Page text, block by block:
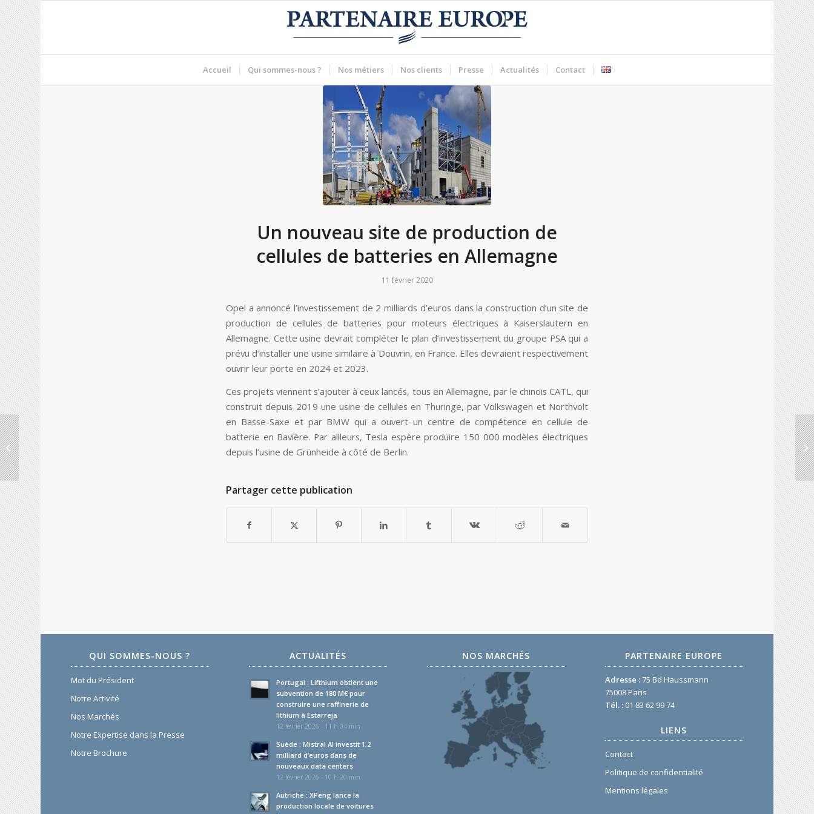
Accueil Qui sommes-nous ? Nos métiers Nos clients Presse Actualités Contact
Un nouveau site de production de
cellules de batteries en Allemagne
11 février 2020
Opel a annoncé l’investissement de 2 milliards d’euros dans la construction d’un site de
production de cellules de batteries pour moteurs électriques à Kaiserslautern en
Allemagne. Cette usine devrait compléter le plan d’investissement du groupe PSA qui a
prévu d’installer une usine similaire à Douvrin, en France. Elles devraient respectivement
ouvrir leur porte en 2024 et 2023.
Ces projets viennent s’ajouter à ceux lancés, tous en Allemagne, par le chinois CATL, qui
construit depuis 2019 une usine de cellules en Thuringe, par Volkswagen et Northvolt
en Basse-Saxe et par BMW qui a ouvert un centre de compétence en cellule de
batterie en Bavière. Par ailleurs, Tesla espère produire 150 000 modèles électriques
depuis l’usine de Grünheide à côté de Berlin.
Partager cette publication
QUI SOMMES-NOUS ?
Mot du Président
Notre Activité
Nos Marchés
Notre Expertise dans la Presse
Notre Brochure
ACTUALITÉS
Portugal : Lifthium obtient une
subvention de 180 M€ pour
construire une raffinerie de
lithium à Estarreja
12 février 2026 - 11 h 04 min
Suède : Mistral AI investit 1,2
milliard d’euros dans de
nouveaux data centers
12 février 2026 - 10 h 20 min
Autriche : XPeng lance la
production locale de voitures
NOS MARCHÉS PARTENAIRE EUROPE
Adresse :75 Bd Haussmann
75008 Paris
Tél. : 01 83 62 99 74
LIENS
Contact
Politique de confidentialité
Mentions légales
Axa cède pour 1
milliard d’euros ses
activités en Europe
centrale